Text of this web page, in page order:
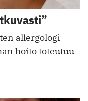
allergologi
hoito toteutuu